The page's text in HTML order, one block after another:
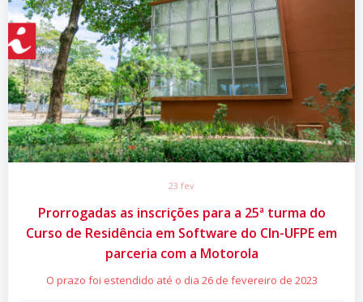
23 fev
Prorrogadas as inscrições para a 25ª turma do
Curso de Residência em Software do CIn-UFPE em
parceria com a Motorola
O prazo foi estendido até o dia 26 de fevereiro de 2023